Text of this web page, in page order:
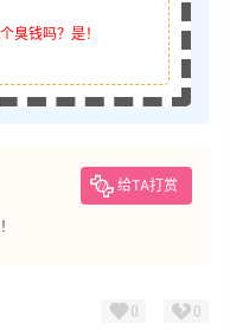
臭钱吗？是！
给TA打赏
0 0